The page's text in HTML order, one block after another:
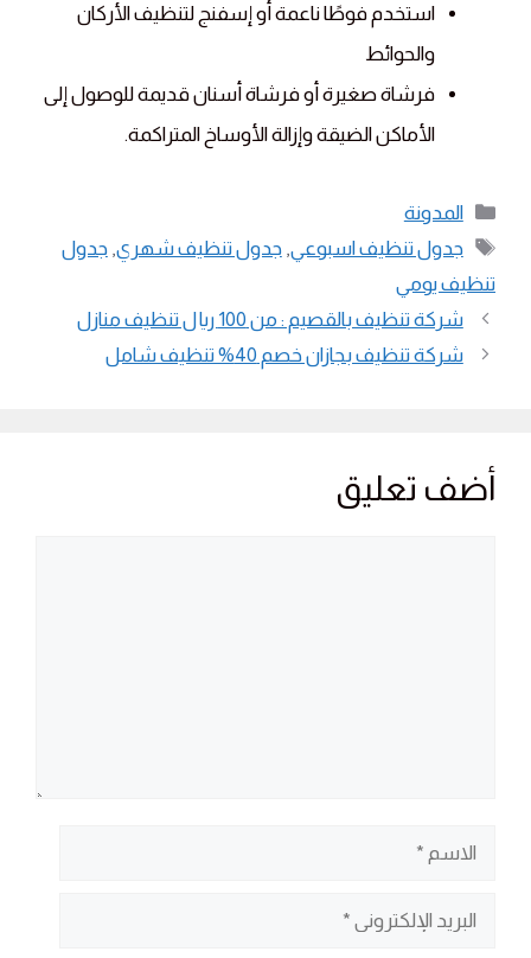
استخدم فوطًا ناعمة أو إسفنج لتنظيف الأركان
والحوائط
فرشاة صغيرة أو فرشاة أسنان قديمة للوصول إلى
الأماكن الضيقة وإزالة الأوساخ المتراكمة.
التصنيفات
المدونة
الوسوم
جدول تنظيف اسبوعي ,جدول تنظيف شهري ,جدول
تنظيف يومي
شركة تنظيف بالقصيم : من 100 ريال تنظيف منازل
شركة تنظيف بجازان خصم 40% تنظيف شامل
أضف تعليق
الاسم
البريد